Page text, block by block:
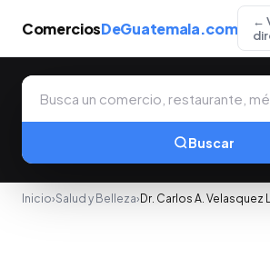
ComerciosDeGuatemala.com
←
Buscar
Inicio›Salud y Belleza› Dr. Carlos A. Velasquez